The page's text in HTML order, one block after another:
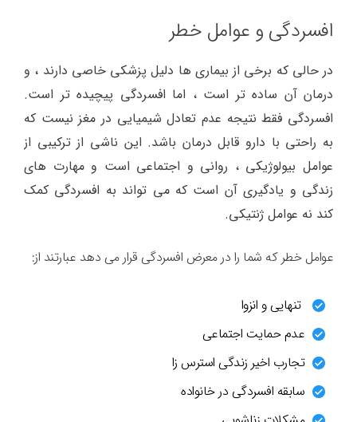
افسردگی و عوامل خطر
در حالی که برخی از بیماری ها دلیل پزشکی خاصی دارند ، و
درمان آن ساده تر است ، اما افسردگی پیچیده تر است.
افسردگی فقط نتیجه عدم تعادل شیمیایی در مغز نیست که
به راحتی با دارو قابل درمان باشد. این ناشی از ترکیبی از
عوامل بیولوژیکی ، روانی و اجتماعی است و مهارت های
زندگی و یادگیری آن است که می تواند به افسردگی کمک
کند نه عوامل ژنتیکی.
عوامل خطر که شما را در معرض افسردگی قرار می دهد عبارتند از:
تنهایی و انزوا
عدم حمایت اجتماعی
تجارب اخیر زندگی استرس زا
سابقه افسردگی در خانواده